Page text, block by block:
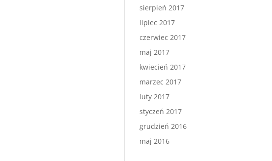
sierpień 2017
lipiec 2017
czerwiec 2017
maj 2017
kwiecień 2017
marzec 2017
luty 2017
styczeń 2017
grudzień 2016
maj 2016